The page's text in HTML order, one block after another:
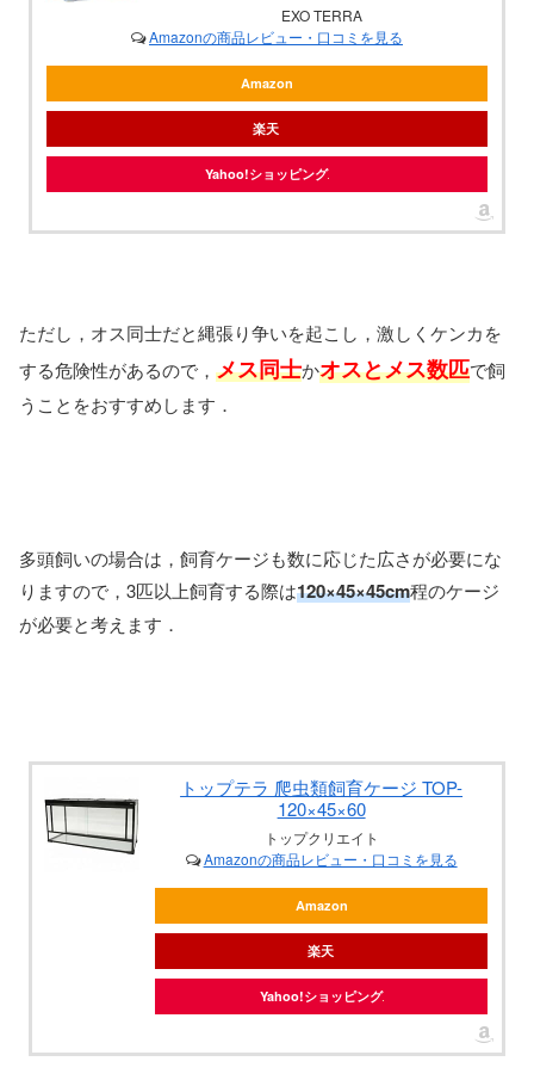
EXO TERRA
Amazonの商品レビュー・口コミを見る
Amazon
楽天
Yahoo!ショッピング
ただし，オス同士だと縄張り争いを起こし，激しくケンカを
する危険性があるので， メス同士かオスとメス数匹で飼
うことをおすすめします．
多頭飼いの場合は，飼育ケージも数に応じた広さが必要にな
りますので，3匹以上飼育する際は120×45×45cm程のケージ
が必要と考えます．
トップテラ 爬虫類飼育ケージ TOP-
120×45×60
トップクリエイト
Amazonの商品レビュー・口コミを見る
Amazon
楽天
Yahoo!ショッピング